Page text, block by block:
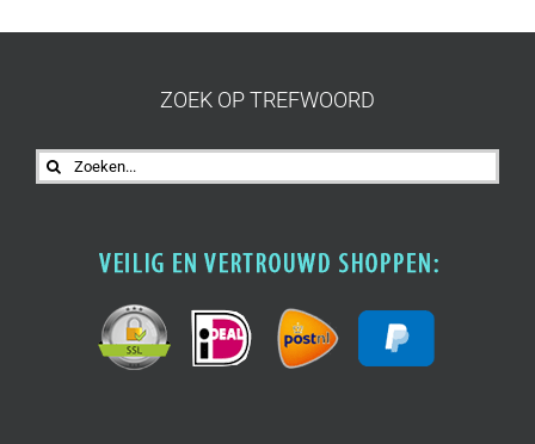
ZOEK OP TREFWOORD
Zoeken
naar: